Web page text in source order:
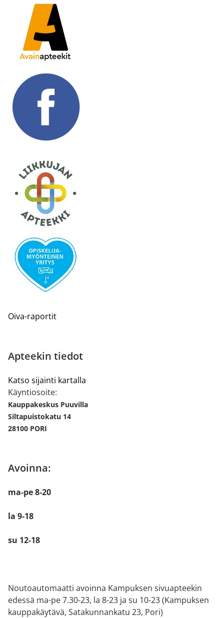
Oiva-raportit
Apteekin tiedot
Katso sijainti kartalla
Käyntiosoite:
Kauppakeskus Puuvilla
Siltapuistokatu 14
28100 PORI
Avoinna:
ma-pe 8-20
la 9-18
su 12-18
Noutoautomaatti avoinna Kampuksen sivuapteekin
edessä ma-pe 7.30-23, la 8-23 ja su 10-23 (Kampuksen
kauppakäytävä, Satakunnankatu 23, Pori)